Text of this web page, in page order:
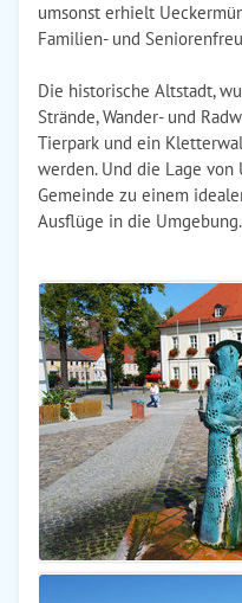
umsonst erhielt
Familien- und
Die historische Altstadt,
Strände, Wander- und
Tierpark und ein
werden. Und die Lage
Gemeinde zu einem
Ausflüge in die Umgebung.